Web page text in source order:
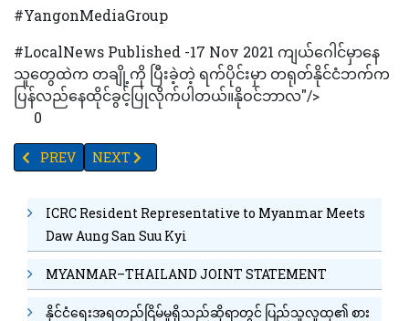
#YangonMediaGroup
#LocalNews Published -17 Nov 2021 ကျယ်ဂေါင်မှာနေ
သူတွေထဲက တချို့ကို ပြီးခဲ့တဲ့ ရက်ပိုင်းမှာ တရုတ်နိုင်ငံဘက်က
ပြန်လည်နေထိုင်ခွင့်ပြုလိုက်ပါတယ်။နိုဝင်ဘာလ"/>
0
PREVIOUS ARTICLE: မစ္စတာဆာဆာကာဝါနှင့် နိုင်ငံရေးပါတီများ
PREV NEXT ARTICLE: TV YANGON TIMES ရဲ့နေ့စဉ်
NEXT
ICRC Resident Representative to Myanmar Meets
Daw Aung San Suu Kyi
MYANMAR–THAILAND JOINT STATEMENT
နိုင်ငံရေးအရတည်ငြိမ်မှုရှိသည်ဆိုရာတွင် ပြည်သူလူထု၏ စား